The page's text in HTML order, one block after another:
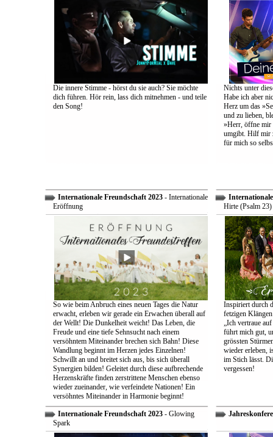
Die innere Stimme - hörst du sie auch? Sie möchte
dich führen. Hör rein, lass dich mitnehmen - und teile
den Song!
Nichts unter
Habe ich aber
Herz um das
und zu lieben,
»Herr, öffne mir
umgibt. Hilf mir
für mich so
Internationale Freundschaft 2023- Internationale
Eröffnung
So wie beim Anbruch eines neuen Tages die Natur
erwacht, erleben wir gerade ein Erwachen überall auf
der Wellt! Die Dunkelheit weicht! Das Leben, die
Freude und eine tiefe Sehnsucht nach einem
versöhntem Miteinander brechen sich Bahn! Diese
Wandlung beginnt im Herzen jedes Einzelnen!
Schwillt an und breitet sich aus, bis sich überall
Synergien bilden! Geleitet durch diese aufbrechende
Herzenskräfte finden zerstrittene Menschen ebenso
wieder zueinander, wie verfeindete Nationen! Ein
versöhntes Miteinander in Harmonie beginnt!
Hirte (Psalm 23)
Inspiriert durch
fetzigen
„Ich vertraue
führt mich gut,
grössten
wieder erleben,
im Stich lässt.
vergessen!
Internationale Freundschaft 2023- Glowing
Spark